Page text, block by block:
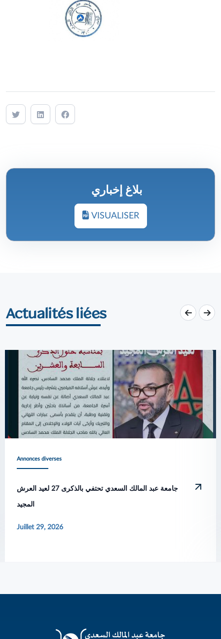
بلاغ إخباري
VISUALISER
Actualités liées
Annonces diverses
جامعة عبد المالك السعدي تحتفي بالذكرى 27 لعيد العرش
المجيد
Juillet 29, 2026